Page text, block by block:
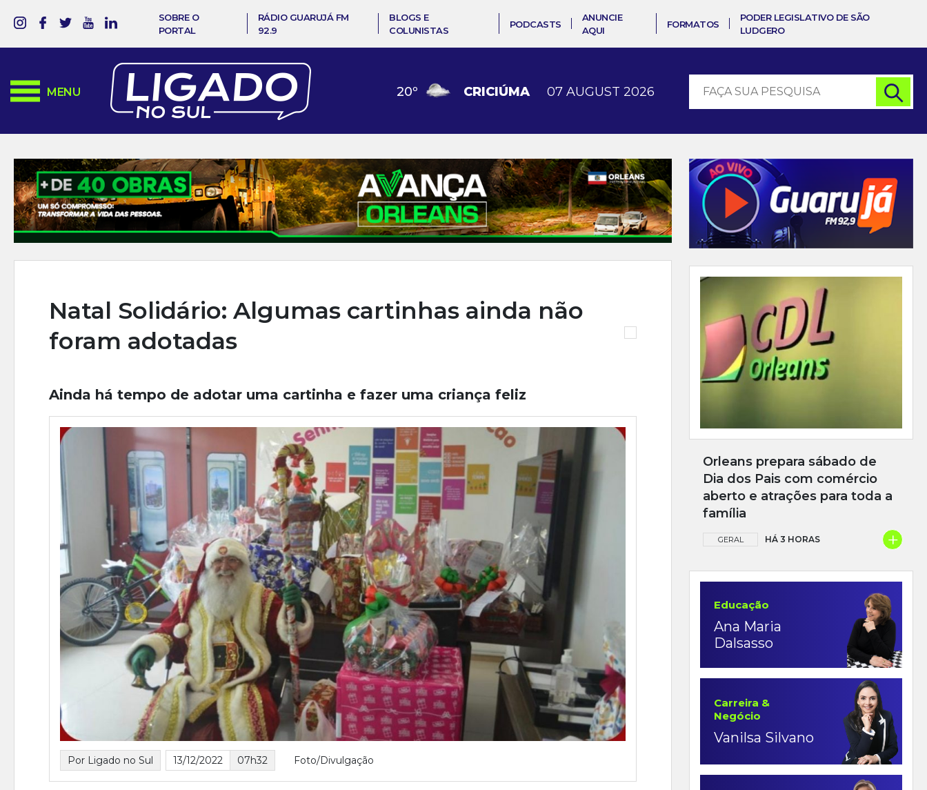
SOBRE O
PORTAL
RÁDIO GUARUJÁ FM
92.9
BLOGS E
COLUNISTAS
PODCASTS
ANUNCIE
AQUI
FORMATOS
PODER LEGISLATIVO DE SÃO
LUDGERO
MENU 20º CRICIÚMA 07 AUGUST 2026
Natal Solidário: Algumas cartinhas ainda não
foram adotadas
Ainda há tempo de adotar uma cartinha e fazer uma criança feliz
Por Ligado no Sul 13/12/2022 07h32 Foto/Divulgação
Orleans prepara sábado de
Dia dos Pais com comércio
aberto e atrações para toda a
família
GERAL HÁ 3 HORAS +
Educação
Ana Maria
Dalsasso
Carreira &
Negócio
Vanilsa Silvano